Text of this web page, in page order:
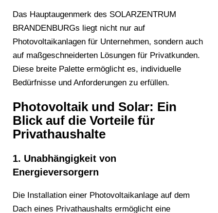
Das Hauptaugenmerk des SOLARZENTRUM
BRANDENBURGs liegt nicht nur auf
Photovoltaikanlagen für Unternehmen, sondern auch
auf maßgeschneiderten Lösungen für Privatkunden.
Diese breite Palette ermöglicht es, individuelle
Bedürfnisse und Anforderungen zu erfüllen.
Photovoltaik und Solar: Ein
Blick auf die Vorteile für
Privathaushalte
1. Unabhängigkeit von
Energieversorgern
Die Installation einer Photovoltaikanlage auf dem
Dach eines Privathaushalts ermöglicht eine